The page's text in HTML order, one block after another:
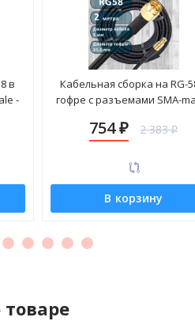
в
-
Кабельная сборка на RG-
гофре с разъемами SMA-
754₽ 2 383₽
В корзину